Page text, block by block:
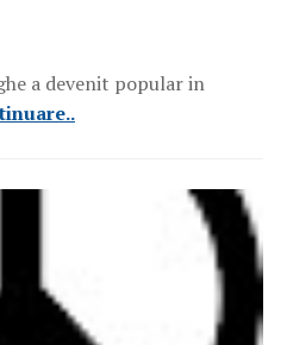
a devenit popular in